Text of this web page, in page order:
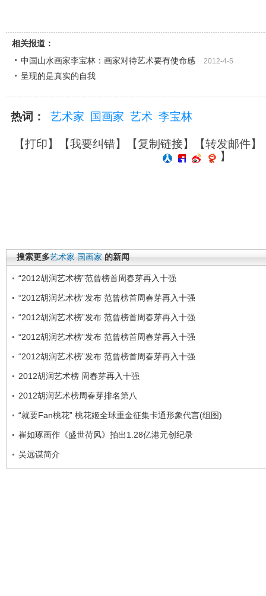
相关报道：
中国山水画家李宝林：画家对待艺术要有使命感
2012-4-5
呈现的是真实的自我
热词： 艺术家 国画家 艺术 李宝林
【打印】【我要纠错】【复制链接】【转发邮件】
】
搜索更多艺术家 国画家 的新闻
“2012胡润艺术榜”范曾榜首周春芽再入十强
“2012胡润艺术榜”发布 范曾榜首周春芽再入十强
“2012胡润艺术榜”发布 范曾榜首周春芽再入十强
“2012胡润艺术榜”发布 范曾榜首周春芽再入十强
“2012胡润艺术榜”发布 范曾榜首周春芽再入十强
2012胡润艺术榜 周春芽再入十强
2012胡润艺术榜周春芽排名第八
“就要Fan桃花” 桃花姬全球重金征集卡通形象代言(组图)
崔如琢画作《盛世荷风》拍出1.28亿港元创纪录
吴远谋简介